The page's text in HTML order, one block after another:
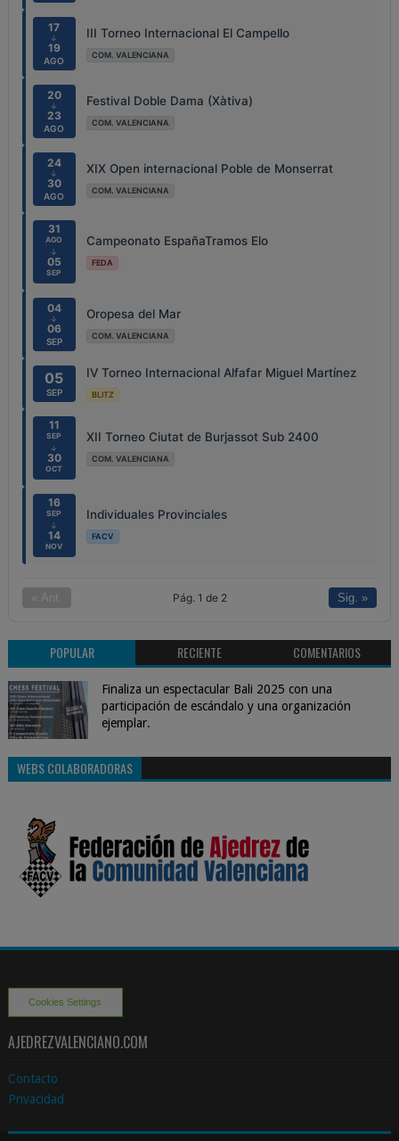
17
↓
19
AGO
III Torneo Internacional El Campello
COM. VALENCIANA
20
↓
23
AGO
Festival Doble Dama (Xàtiva)
COM. VALENCIANA
24
↓
30
AGO
XIX Open internacional Poble de Monserrat
COM. VALENCIANA
31
AGO
↓
05
SEP
Campeonato EspañaTramos Elo
FEDA
04
↓
06
SEP
Oropesa del Mar
COM. VALENCIANA
05
SEP
IV Torneo Internacional Alfafar Miguel Martínez
BLITZ
11
SEP
↓
30
OCT
XII Torneo Ciutat de Burjassot Sub 2400
COM. VALENCIANA
16
SEP
↓
14
NOV
Individuales Provinciales
FACV
« Ant. Pág. 1 de 2 Sig. »
POPULAR RECIENTE COMENTARIOS
Finaliza un espectacular Bali 2025 con una
participación de escándalo y una organización
ejemplar.
WEBS COLABORADORAS
Cookies Settings
AJEDREZVALENCIANO.COM
Contacto
Privacidad